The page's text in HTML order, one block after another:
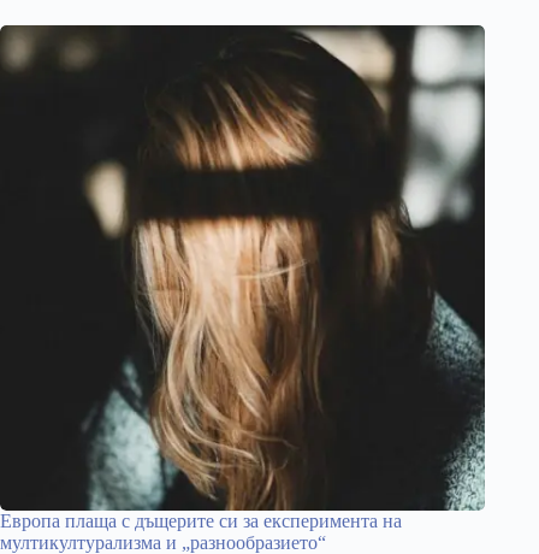
Европа плаща с дъщерите си за експеримента на
мултикултурализма и „разнообразието“